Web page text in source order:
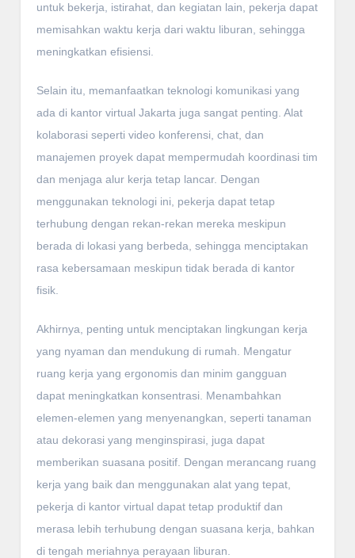
untuk bekerja, istirahat, dan kegiatan lain, pekerja dapat
memisahkan waktu kerja dari waktu liburan, sehingga
meningkatkan efisiensi.
Selain itu, memanfaatkan teknologi komunikasi yang
ada di kantor virtual Jakarta juga sangat penting. Alat
kolaborasi seperti video konferensi, chat, dan
manajemen proyek dapat mempermudah koordinasi tim
dan menjaga alur kerja tetap lancar. Dengan
menggunakan teknologi ini, pekerja dapat tetap
terhubung dengan rekan-rekan mereka meskipun
berada di lokasi yang berbeda, sehingga menciptakan
rasa kebersamaan meskipun tidak berada di kantor
fisik.
Akhirnya, penting untuk menciptakan lingkungan kerja
yang nyaman dan mendukung di rumah. Mengatur
ruang kerja yang ergonomis dan minim gangguan
dapat meningkatkan konsentrasi. Menambahkan
elemen-elemen yang menyenangkan, seperti tanaman
atau dekorasi yang menginspirasi, juga dapat
memberikan suasana positif. Dengan merancang ruang
kerja yang baik dan menggunakan alat yang tepat,
pekerja di kantor virtual dapat tetap produktif dan
merasa lebih terhubung dengan suasana kerja, bahkan
di tengah meriahnya perayaan liburan.